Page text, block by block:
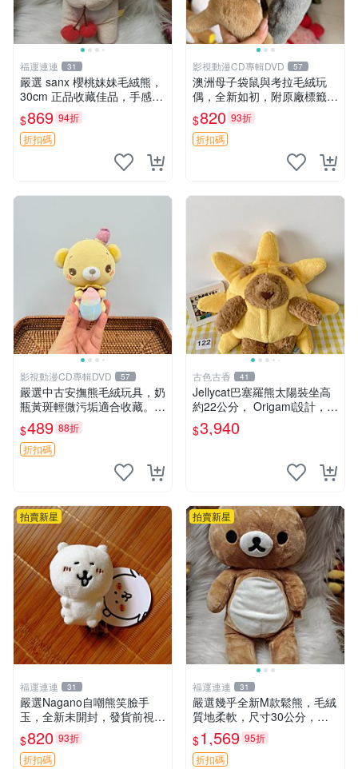
福運連連 31
嚴選 sanx 櫻桃妹妹毛絨熊，
30cm 正品收藏佳品，手感極
軟，適合贈送與收藏 櫻桃妹
妹、sanx、毛絨熊
$869 94折
折扣碼
影視動漫CD專輯DVD 57
澳洲母子袋鼠與考拉毛絨玩
偶，全新如初，附原廠標籤，
手感極軟，適合贈送親朋好
友。袋鼠與考拉正版，精緻尺
寸，適合作為收藏或家飾擺
設，增添暖意。 母子、袋
$820 93折
折扣碼
影視動漫CD專輯DVD 57
嚴選中古安撫熊毛絨玩具，奶
瓶黃斑輕微污垢適合收藏。默
認兩日發貨，全國快遞隨機派
送。 成色如圖可放心購買，
輕微瑕疵和臟污不影響使用。
安撫熊 中古玩偶 毛
$489 88折
折扣碼
古色古香 41
Jellycat巴塞羅熊太陽裝坐高
約22公分， Origami設計，來
自越南。嚴選 Recommendat
ion！巴塞羅、 Origami熊、J
$3,940
拍賣新星
福運連連 31
嚴選Nagano自嘲熊笑臉手
玉，全新未開封，發貨前視頻
確認，海南 廣西 貴州 嚴選N
agano自嘲熊笑臉手玉，全新
未開封，發貨前視頻確認，四
$820 93折
折扣碼
拍賣新星
福運連連 31
嚴選幾乎全新M款鬆熊，毛絨
質地柔軟，尺寸30公分，做
工精緻可愛，適合收藏或贈送
親友。中古使用痕跡，手感依
然優良。 鬆熊 嬰熊 毛玩偶
$1,569 95折
折扣碼